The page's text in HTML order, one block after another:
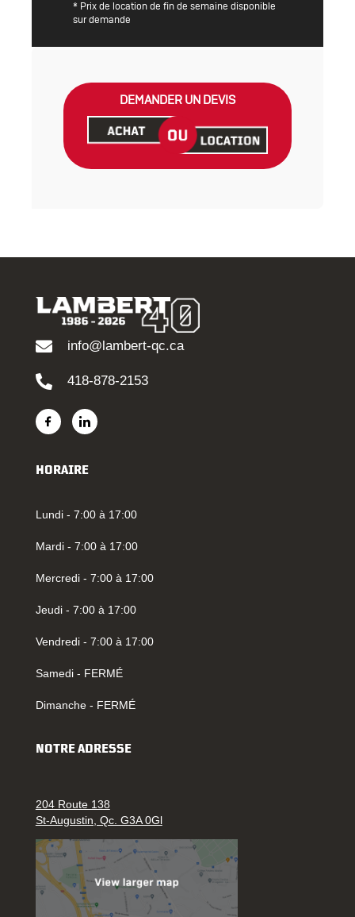
* Prix de location de fin de semaine disponible
sur demande
DEMANDER UN DEVIS
info@lambert-qc.ca
418-878-2153
HORAIRE
Lundi - 7:00 à 17:00
Mardi - 7:00 à 17:00
Mercredi - 7:00 à 17:00
Jeudi - 7:00 à 17:00
Vendredi - 7:00 à 17:00
Samedi - FERMÉ
Dimanche - FERMÉ
NOTRE ADRESSE
204 Route 138
St-Augustin, Qc. G3A 0Gl